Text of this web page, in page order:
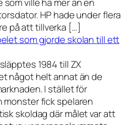
HP hade under flera
på att tillverka […]
som gjorde skolan till ett
1984 till ZX
något helt annat än de
I stället för
monster fick spelaren
skoldag där målet var att